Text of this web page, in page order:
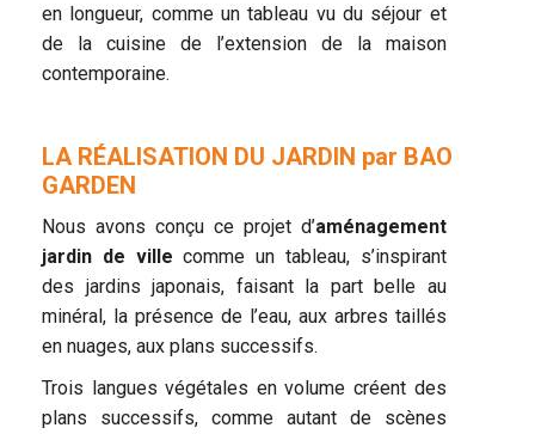
en longueur, comme un tableau vu du séjour et
de la cuisine de l’extension de la maison
contemporaine.
LA RÉALISATION DU JARDIN par BAO
GARDEN
Nous avons conçu ce projet d’aménagement
jardin de ville comme un tableau, s’inspirant
des jardins japonais, faisant la part belle au
minéral, la présence de l’eau, aux arbres taillés
en nuages, aux plans successifs.
Trois langues végétales en volume créent des
plans successifs, comme autant de scènes